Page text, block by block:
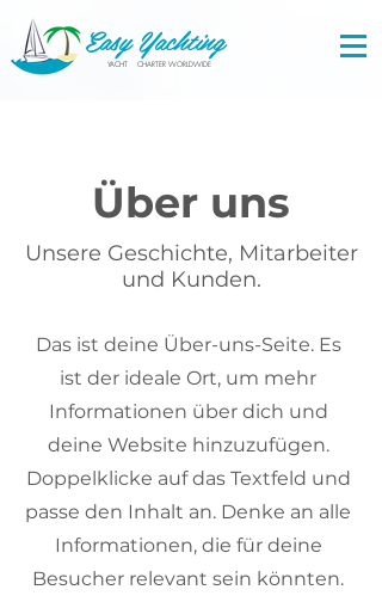
Easy Yachting
YACHT CHARTER WORLDWIDE
Über uns
Unsere Geschichte, Mitarbeiter
und Kunden.
Das ist deine Über-uns-Seite. Es
ist der ideale Ort, um mehr
Informationen über dich und
deine Website hinzuzufügen.
Doppelklicke auf das Textfeld und
passe den Inhalt an. Denke an alle
Informationen, die für deine
Besucher relevant sein könnten.